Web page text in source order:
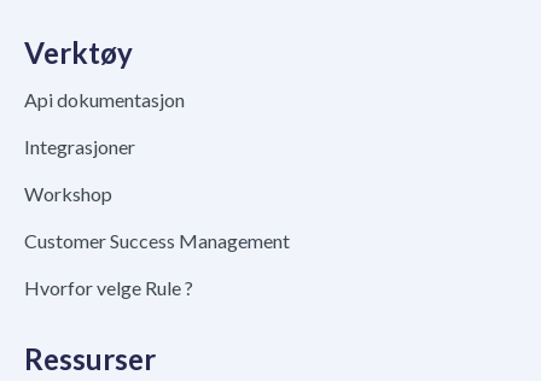
Verktøy
Api dokumentasjon
Integrasjoner
Workshop
Customer Success Management
Hvorfor velge Rule ?
Ressurser